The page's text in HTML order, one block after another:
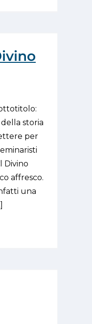
della storia
per
Divino
affresco.
una